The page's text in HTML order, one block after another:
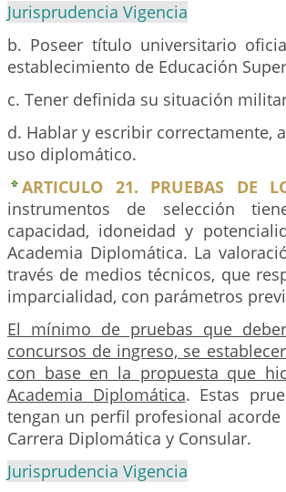
Jurisprudencia Vigencia
b. Poseer título universitario
establecimiento de Educación
c. Tener definida su situación
d. Hablar y escribir correctamente,
uso diplomático.
ARTICULO 21. PRUEBAS DE
instrumentos de selección
capacidad, idoneidad y
Academia Diplomática. La
través de medios técnicos, que
imparcialidad, con parámetros
El mínimo de pruebas que
concursos de ingreso, se
con base en la propuesta que
Academia Diplomática. Estas
tengan un perfil profesional
Carrera Diplomática y Consular.
Jurisprudencia Vigencia